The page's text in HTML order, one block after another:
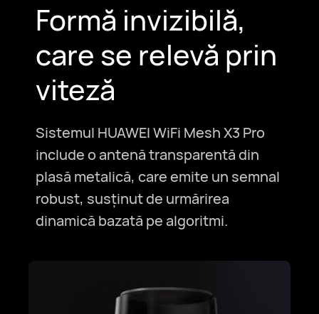
Formă invizibilă,
care se relevă prin
viteză
Sistemul HUAWEI WiFi Mesh X3 Pro
include o antenă transparentă din
plasă metalică, care emite un semnal
robust, susținut de urmărirea
dinamică bazată pe algoritmi.